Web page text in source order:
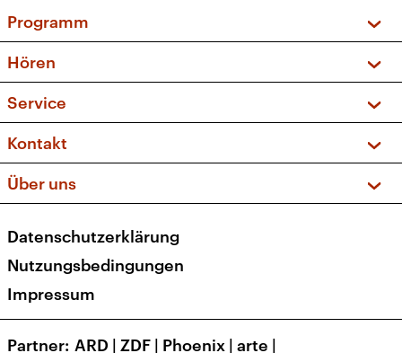
Programm
Sendungen und Podcasts
Musikliste
Kakadu – Das Kinderprogramm
Hören
Frequenzen (UKW + DAB+)
Service
FAQ
Apps
Newsletter
Veranstaltungen
Kontakt
Social Media
Über uns
Presse
Karriere
Transparenz
Datenschutzerklärung
Nutzungsbedingungen
Impressum
Partner ARD | ZDF | Phoenix | arte |